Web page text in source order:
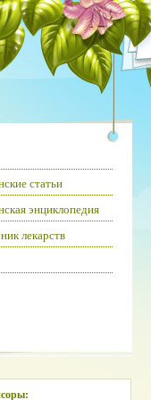
статьи
энциклопедия
лекарств